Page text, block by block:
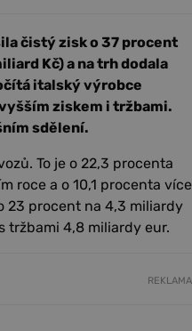
čistý zisk o 37 procent
Kč) a na trh dodala
italský výrobce
ziskem i tržbami.
sdělení.
To je o 22,3 procenta
roce a o 10,1 procenta více
23 procent na 4,3 miliardy
tržbami 4,8 miliardy eur.
REKLAMA